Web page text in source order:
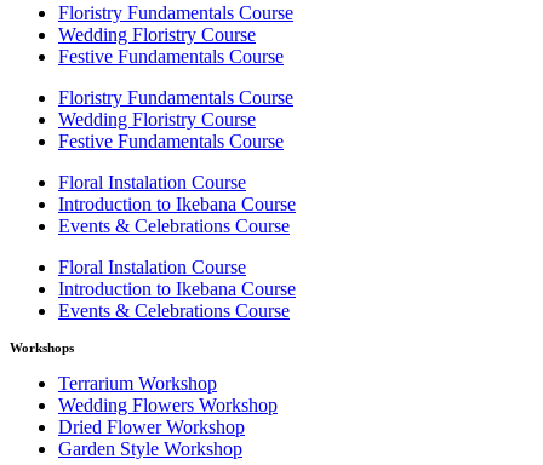
Floristry Fundamentals Course
Wedding Floristry Course
Festive Fundamentals Course
Floristry Fundamentals Course
Wedding Floristry Course
Festive Fundamentals Course
Floral Instalation Course
Introduction to Ikebana Course
Events & Celebrations Course
Floral Instalation Course
Introduction to Ikebana Course
Events & Celebrations Course
Workshops
Terrarium Workshop
Wedding Flowers Workshop
Dried Flower Workshop
Garden Style Workshop